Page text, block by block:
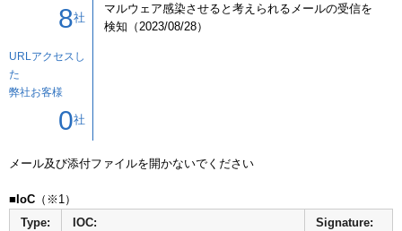
8社
URLアクセスし
た
弊社お客様
0社
マルウェア感染させると考えられるメールの受信を
検知（2023/08/28）
メール及び添付ファイルを開かないでください
■IoC
Type:
IOC: Signature: